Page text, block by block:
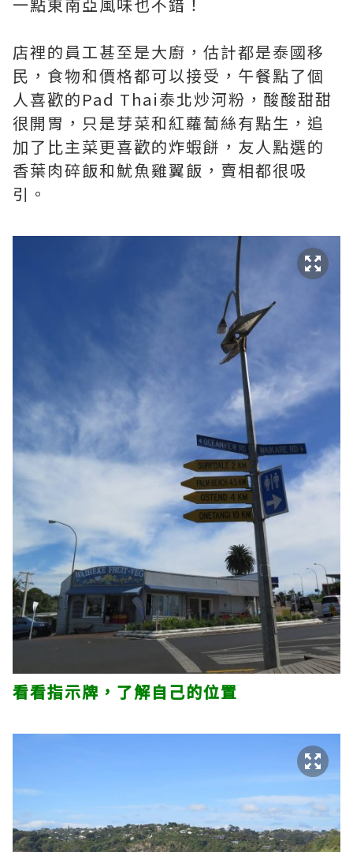
店裡的員工甚至是大廚，估計都是泰國移
民，食物和價格都可以接受，午餐點了個
人喜歡的Pad Thai泰北炒河粉，酸酸甜甜
很開胃，只是芽菜和紅蘿蔔絲有點生，追
加了比主菜更喜歡的炸蝦餅，友人點選的
香葉肉碎飯和魷魚雞翼飯，賣相都很吸
引。
看看指示牌，了解自己的位置